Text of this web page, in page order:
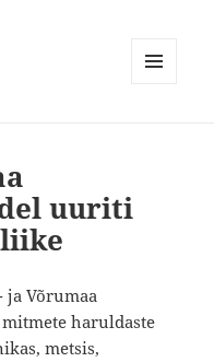
uuriti
ja Võrumaa
haruldaste
metsis,